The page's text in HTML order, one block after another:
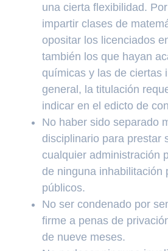
una cierta flexibilidad.
impartir clases de
opositar los licenciados
también los que hayan
químicas y las de ciertas
general, la titulación
indicar en el edicto de
No haber sido separado
disciplinario para prestar
cualquier administración
de ninguna inhabilitación
públicos.
No ser condenado por
firme a penas de
de nueve meses.